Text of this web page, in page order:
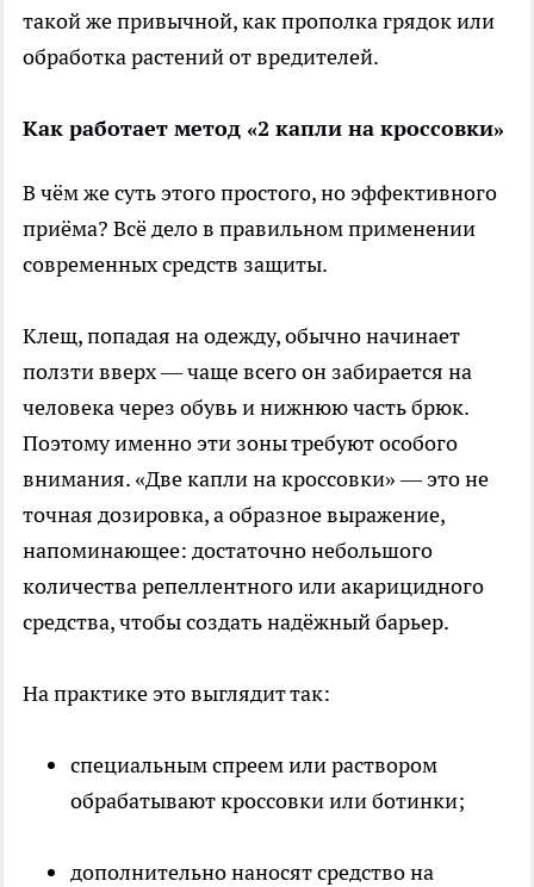
такой же привычной, как прополка грядок или
обработка растений от вредителей.
Как работает метод «2 капли на кроссовки»
В чём же суть этого простого, но эффективного
приёма? Всё дело в правильном применении
современных средств защиты.
Клещ, попадая на одежду, обычно начинает
ползти вверх — чаще всего он забирается на
человека через обувь и нижнюю часть брюк.
Поэтому именно эти зоны требуют особого
внимания. «Две капли на кроссовки» — это не
точная дозировка, а образное выражение,
напоминающее: достаточно небольшого
количества репеллентного или акарицидного
средства, чтобы создать надёжный барьер.
На практике это выглядит так:
специальным спреем или раствором
обрабатывают кроссовки или ботинки;
дополнительно наносят средство на